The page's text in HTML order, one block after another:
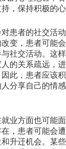
，保持积极的心
者的社交活动
变，患者可能
社交活动。这
的关系疏远，
此，患者应该
分享自己的情
方面也可能面
，患者可能会
升迁机会。某